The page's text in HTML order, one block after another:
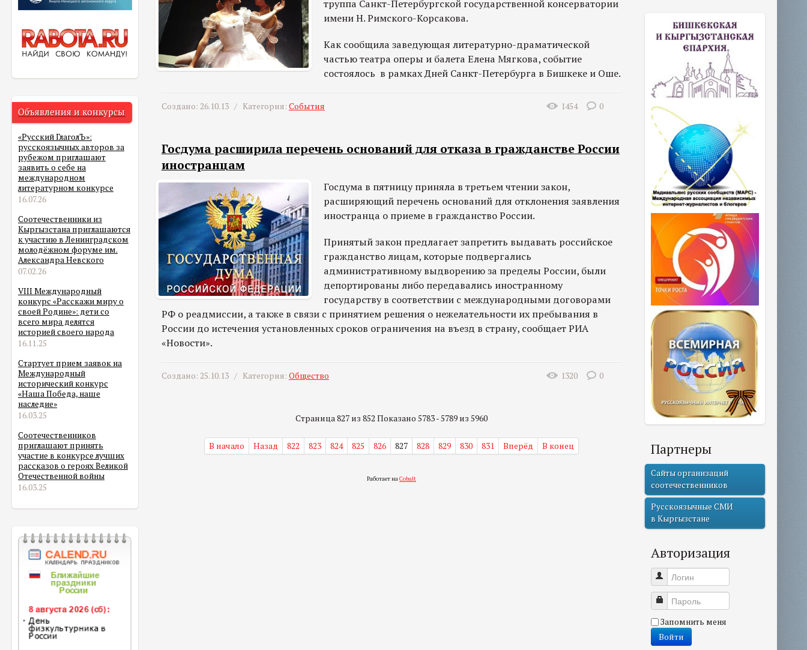
Объявления и конкурсы
«Русский ГлаголЪ»:
русскоязычных авторов за
рубежом приглашают
заявить о себе на
международном
литературном конкурсе
16.07.26
Соотечественники из
Кыргызстана приглашаются
к участию в Ленинградском
молодёжном форуме им.
Александра Невского
07.02.26
VIII Международный
конкурс «Расскажи миру о
своей Родине»: дети со
всего мира делятся
историей своего народа
16.11.25
Стартует прием заявок на
Международный
исторический конкурс
«Наша Победа, наше
наследие»
16.03.25
Соотечественников
приглашают принять
участие в конкурсе лучших
рассказов о героях Великой
Отечественной войны
16.03.25
труппа Санкт-Петербургской государственной консерватории
имени Н. Римского-Корсакова.
Как сообщила заведующая литературно-драматической
частью театра оперы и балета Елена Мягкова, событие
состоялось в рамках Дней Санкт-Петербурга в Бишкеке и Оше.
Создано: 26.10.13 / Категория: События 1454 0
Госдума расширила перечень оснований для отказа в гражданстве России
иностранцам
Госдума в пятницу приняла в третьем чтении закон,
расширяющий перечень оснований для отклонения заявления
иностранца о приеме в гражданство России.
Принятый закон предлагает запретить выдавать российское
гражданство лицам, которые подвергались
административному выдворению за пределы России, были
депортированы либо передавались иностранному
государству в соответствии с международными договорами
РФ о реадмиссии, а также в связи с принятием решения о нежелательности их пребывания в
России до истечения установленных сроков ограничения на въезд в страну, сообщает РИА
«Новости».
Создано: 25.10.13 / Категория: Общество 1320 0
Страница 827 из 852 Показано 5783 - 5789 из 5960
В начало Назад 822 823 824 825 826 827 828 829 830 831 Вперёд В конец
Работает наCobalt
Партнеры
Сайты организаций
соотечественников
Русскоязычные СМИ
в Кыргызстане
Авторизация
Логин
Пароль
Запомнить меня
Войти